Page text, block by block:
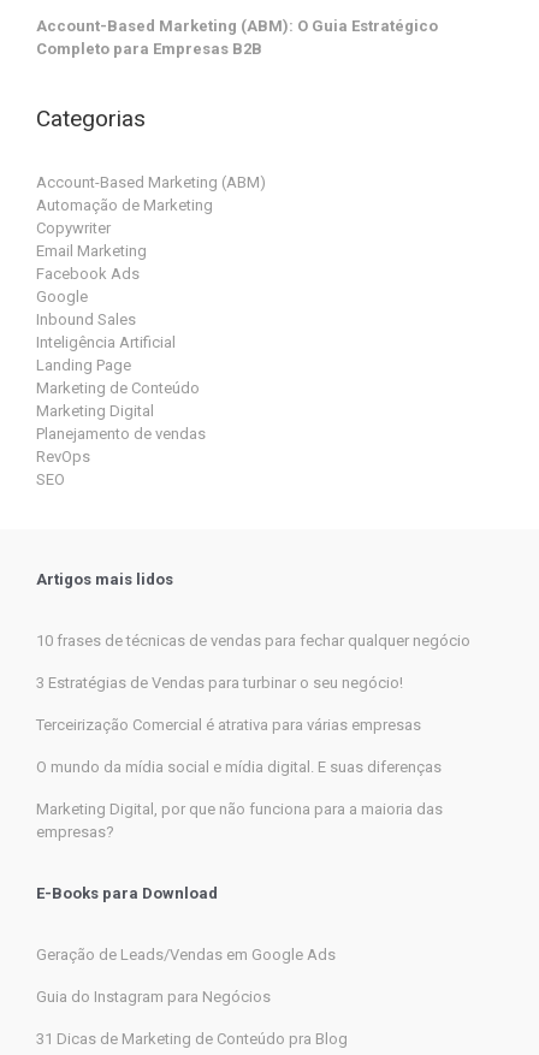
Account-Based Marketing (ABM): O Guia Estratégico
Completo para Empresas B2B
Categorias
Account-Based Marketing (ABM)
Automação de Marketing
Copywriter
Email Marketing
Facebook Ads
Google
Inbound Sales
Inteligência Artificial
Landing Page
Marketing de Conteúdo
Marketing Digital
Planejamento de vendas
RevOps
SEO
Artigos mais lidos
10 frases de técnicas de vendas para fechar qualquer negócio
3 Estratégias de Vendas para turbinar o seu negócio!
Terceirização Comercial é atrativa para várias empresas
O mundo da mídia social e mídia digital. E suas diferenças
Marketing Digital, por que não funciona para a maioria das
empresas?
E-Books para Download
Geração de Leads/Vendas em Google Ads
Guia do Instagram para Negócios
31 Dicas de Marketing de Conteúdo pra Blog